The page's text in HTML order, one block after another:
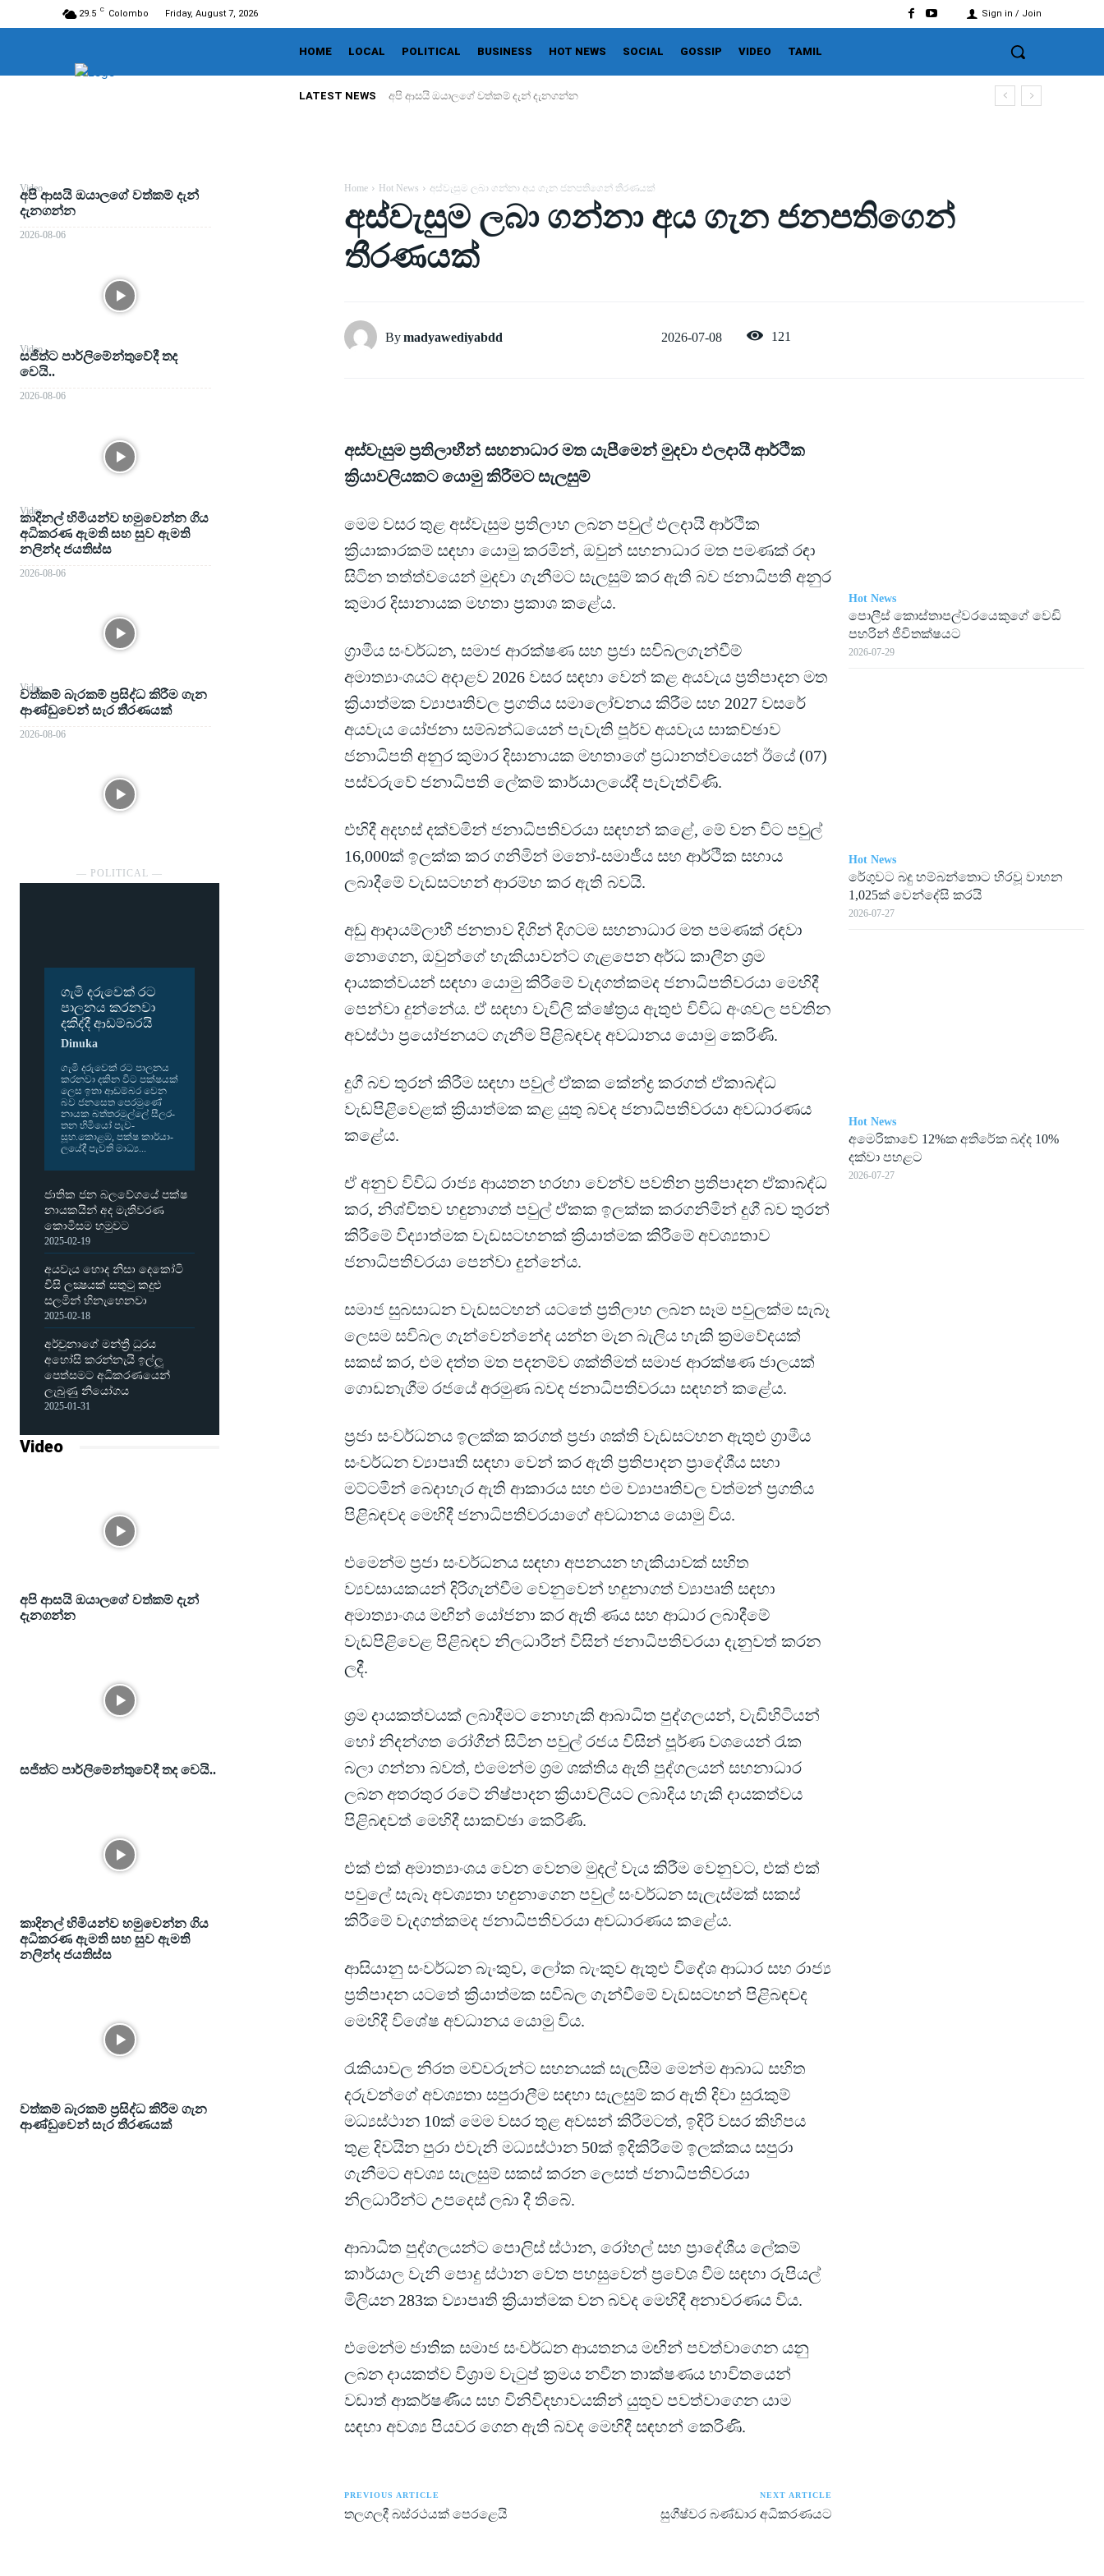
29.5 C Colombo Friday, August 7, 2026 Sign in / Join
HOME LOCAL POLITICAL BUSINESS HOT NEWS SOCIAL GOSSIP VIDEO TAMIL
LATEST NEWS අපි ආසයි ඔයාලගේ වත්කම් දැන් දැනගන්න
Video
අපි ආසයි ඔයාලගේ වත්කම් දැන්
දැනගන්න
2026-08-06
Video
සජිත්ට පාර්ලිමේන්තුවේදී තද
වෙයි..
2026-08-06
Video
කාදිනල් හිමියන්ව හමුවෙන්න ගිය
අධිකරණ ඇමති සහ සුව ඇමති
නලින්ද ජයතිස්ස
2026-08-06
Video
වත්කම් බැරකම් ප්‍රසිද්ධ කිරීම ගැන
ආණ්ඩුවෙන් සැර තීරණයක්
2026-08-06
― POLITICAL ―
ගැමි දරුවෙක් රට
පාලනය කරනවා
දකිද්දී ආඩම්බරයි
Dinuka
ගැමි දරු­වෙක් රට පාල­නය
කර­නවා දකින විට පක්ෂ­යක්
ලෙස ඉතා ආඩ­ම්බර වෙන
බව ජන­සෙත පෙර­මුණේ
නායක බත්ත­ර­මුල්ලේ සීල­ර­
තන හිමියෝ පැව­
සූහ.කොළඹ, පක්ෂ කාර්යා­
ල­යේදී පැවති මාධ්‍ය...
ජාතික ජන බලවේගයේ පක්ෂ
නායකයින් අද මැතිවරණ
කොමිසම හමුවට
2025-02-19
අයවැය හොද නිසා දෙකෝටි
විසි ලක්‍ෂයක් සතුටු කදුළු
සලමින් හිනැහෙනවා
2025-02-18
අර්චුනාගේ මන්ත්‍රී ධුරය
අහෝසි කරන්නැයි ඉල්ලූ
පෙත්සමට අධිකරණයෙන්
ලැබුණු නියෝගය
2025-01-31
Video
අපි ආසයි ඔයාලගේ වත්කම් දැන්
දැනගන්න
සජිත්ට පාර්ලිමේන්තුවේදී තද වෙයි..
කාදිනල් හිමියන්ව හමුවෙන්න ගිය
අධිකරණ ඇමති සහ සුව ඇමති
නලින්ද ජයතිස්ස
වත්කම් බැරකම් ප්‍රසිද්ධ කිරීම ගැන
ආණ්ඩුවෙන් සැර තීරණයක්
Home Hot News අස්වැසුම ලබා ගන්නා අය ගැන ජනපතිගෙන් තීරණයක්
අස්වැසුම ලබා ගන්නා අය ගැන ජනපතිගෙන්
තීරණයක්
Bymadyawediyabdd 2026-07-08 121
අස්වැසුම ප්‍රතිලාභීන් සහනාධාර මත යැපීමෙන් මුදවා ඵලදායී ආර්ථික
ක්‍රියාවලියකට යොමු කිරීමට සැලසුම්
මෙම වසර තුළ අස්වැසුම ප්‍රතිලාභ ලබන පවුල් ඵලදායී ආර්ථික
ක්‍රියාකාරකම් සඳහා යොමු කරමින්, ඔවුන් සහනාධාර මත පමණක් රඳා
සිටින තත්ත්වයෙන් මුදවා ගැනීමට සැලසුම් කර ඇති බව ජනාධිපති අනුර
කුමාර දිසානායක මහතා ප්‍රකාශ කළේය.
ග්‍රාමීය සංවර්ධන, සමාජ ආරක්ෂණ සහ ප්‍රජා සවිබලගැන්වීම්
අමාත්‍යාංශයට අදාළව 2026 වසර සඳහා වෙන් කළ අයවැය ප්‍රතිපාදන මත
ක්‍රියාත්මක ව්‍යාපෘතිවල ප්‍රගතිය සමාලෝචනය කිරීම සහ 2027 වසරේ
අයවැය යෝජනා සම්බන්ධයෙන් පැවැති පූර්ව අයවැය සාකච්ඡාව
ජනාධිපති අනුර කුමාර දිසානායක මහතාගේ ප්‍රධානත්වයෙන් ඊයේ (07)
පස්වරුවේ ජනාධිපති ලේකම් කාර්යාලයේදී පැවැත්විණි.
එහිදී අදහස් දක්වමින් ජනාධිපතිවරයා සඳහන් කළේ, මේ වන විට පවුල්
16,000ක් ඉලක්ක කර ගනිමින් මනෝ-සමාජීය සහ ආර්ථික සහාය
ලබාදීමේ වැඩසටහන් ආරම්භ කර ඇති බවයි.
අඩු ආදායම්ලාභී ජනතාව දිගින් දිගටම සහනාධාර මත පමණක් රඳවා
නොගෙන, ඔවුන්ගේ හැකියාවන්ට ගැළපෙන අර්ධ කාලීන ශ්‍රම
දායකත්වයන් සඳහා යොමු කිරීමේ වැදගත්කමද ජනාධිපතිවරයා මෙහිදී
පෙන්වා දුන්නේය. ඒ සඳහා වැවිලි ක්ෂේත්‍රය ඇතුළු විවිධ අංශවල පවතින
අවස්ථා ප්‍රයෝජනයට ගැනීම පිළිබඳවද අවධානය යොමු කෙරිණි.
දුගී බව තුරන් කිරීම සඳහා පවුල් ඒකක කේන්ද්‍ර කරගත් ඒකාබද්ධ
වැඩපිළිවෙළක් ක්‍රියාත්මක කළ යුතු බවද ජනාධිපතිවරයා අවධාරණය
කළේය.
ඒ අනුව විවිධ රාජ්‍ය ආයතන හරහා වෙන්ව පවතින ප්‍රතිපාදන ඒකාබද්ධ
කර, නිශ්චිතව හඳුනාගත් පවුල් ඒකක ඉලක්ක කරගනිමින් දුගී බව තුරන්
කිරීමේ විද්‍යාත්මක වැඩසටහනක් ක්‍රියාත්මක කිරීමේ අවශ්‍යතාව
ජනාධිපතිවරයා පෙන්වා දුන්නේය.
සමාජ සුබසාධන වැඩසටහන් යටතේ ප්‍රතිලාභ ලබන සෑම පවුලක්ම සැබෑ
ලෙසම සවිබල ගැන්වෙන්නේද යන්න මැන බැලිය හැකි ක්‍රමවේදයක්
සකස් කර, එම දත්ත මත පදනම්ව ශක්තිමත් සමාජ ආරක්ෂණ ජාලයක්
ගොඩනැගීම රජයේ අරමුණ බවද ජනාධිපතිවරයා සඳහන් කළේය.
ප්‍රජා සංවර්ධනය ඉලක්ක කරගත් ප්‍රජා ශක්ති වැඩසටහන ඇතුළු ග්‍රාමීය
සංවර්ධන ව්‍යාපෘති සඳහා වෙන් කර ඇති ප්‍රතිපාදන ප්‍රාදේශීය සභා
මට්ටමින් බෙදාහැර ඇති ආකාරය සහ එම ව්‍යාපෘතිවල වත්මන් ප්‍රගතිය
පිළිබඳවද මෙහිදී ජනාධිපතිවරයාගේ අවධානය යොමු විය.
එමෙන්ම ප්‍රජා සංවර්ධනය සඳහා අපනයන හැකියාවක් සහිත
ව්‍යවසායකයන් දිරිගැන්වීම වෙනුවෙන් හඳුනාගත් ව්‍යාපෘති සඳහා
අමාත්‍යාංශය මඟින් යෝජනා කර ඇති ණය සහ ආධාර ලබාදීමේ
වැඩපිළිවෙළ පිළිබඳව නිලධාරීන් විසින් ජනාධිපතිවරයා දැනුවත් කරන
ලදී.
ශ්‍රම දායකත්වයක් ලබාදීමට නොහැකි ආබාධිත පුද්ගලයන්, වැඩිහිටියන්
හෝ නිදන්ගත රෝගීන් සිටින පවුල් රජය විසින් පූර්ණ වශයෙන් රැක
බලා ගන්නා බවත්, එමෙන්ම ශ්‍රම ශක්තිය ඇති පුද්ගලයන් සහනාධාර
ලබන අතරතුර රටේ නිෂ්පාදන ක්‍රියාවලියට ලබාදිය හැකි දායකත්වය
පිළිබඳවත් මෙහිදී සාකච්ඡා කෙරිණි.
එක් එක් අමාත්‍යාංශය වෙන වෙනම මුදල් වැය කිරීම වෙනුවට, එක් එක්
පවුලේ සැබෑ අවශ්‍යතා හඳුනාගෙන පවුල් සංවර්ධන සැලැස්මක් සකස්
කිරීමේ වැදගත්කමද ජනාධිපතිවරයා අවධාරණය කළේය.
ආසියානු සංවර්ධන බැංකුව, ලෝක බැංකුව ඇතුළු විදේශ ආධාර සහ රාජ්‍ය
ප්‍රතිපාදන යටතේ ක්‍රියාත්මක සවිබල ගැන්වීමේ වැඩසටහන් පිළිබඳවද
මෙහිදී විශේෂ අවධානය යොමු විය.
රැකියාවල නිරත මව්වරුන්ට සහනයක් සැලසීම මෙන්ම ආබාධ සහිත
දරුවන්ගේ අවශ්‍යතා සපුරාලීම සඳහා සැලසුම් කර ඇති දිවා සුරැකුම්
මධ්‍යස්ථාන 10ක් මෙම වසර තුළ අවසන් කිරීමටත්, ඉදිරි වසර කිහිපය
තුළ දිවයින පුරා එවැනි මධ්‍යස්ථාන 50ක් ඉදිකිරීමේ ඉලක්කය සපුරා
ගැනීමට අවශ්‍ය සැලසුම් සකස් කරන ලෙසත් ජනාධිපතිවරයා
නිලධාරීන්ට උපදෙස් ලබා දී තිබේ.
ආබාධිත පුද්ගලයන්ට පොලිස් ස්ථාන, රෝහල් සහ ප්‍රාදේශීය ලේකම්
කාර්යාල වැනි පොදු ස්ථාන වෙත පහසුවෙන් ප්‍රවේශ වීම සඳහා රුපියල්
මිලියන 283ක ව්‍යාපෘති ක්‍රියාත්මක වන බවද මෙහිදී අනාවරණය විය.
එමෙන්ම ජාතික සමාජ සංවර්ධන ආයතනය මඟින් පවත්වාගෙන යනු
ලබන දායකත්ව විශ්‍රාම වැටුප් ක්‍රමය නවීන තාක්ෂණය භාවිතයෙන්
වඩාත් ආකර්ෂණීය සහ විනිවිදභාවයකින් යුතුව පවත්වාගෙන යාම
සඳහා අවශ්‍ය පියවර ගෙන ඇති බවද මෙහිදී සඳහන් කෙරිණි.
PREVIOUS ARTICLE
තලගලදී බස්රථයක් පෙරළෙයි
NEXT ARTICLE
සුගීෂ්වර බණ්ඩාර අධිකරණයට
Hot News
පොලීස් කොස්තාපල්වරයෙකුගේ වෙඩි
පහරින් ජීවිතක්ෂයට
2026-07-29
Hot News
රේගු­වට බදු හම්බ­න්තොට හිරවූ වාහන
1,025ක් වෙන්දේසි කරයි
2026-07-27
Hot News
අමෙ­රි­කාවේ 12%ක අති­රේක බද්ද 10%
දක්වා පහ­ළට
2026-07-27